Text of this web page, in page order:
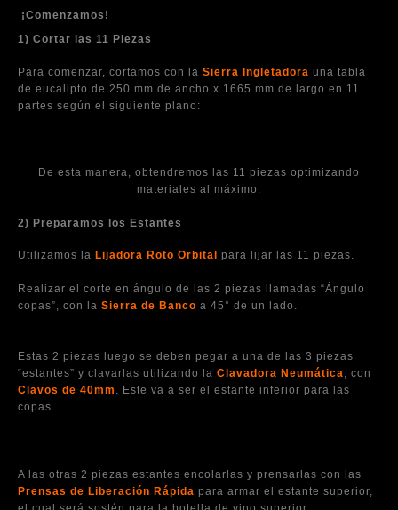
¡Comenzamos!
1) Cortar las 11 Piezas
Para comenzar, cortamos con la Sierra Ingletadora una tabla
de eucalipto de 250 mm de ancho x 1665 mm de largo en 11
partes según el siguiente plano:
De esta manera, obtendremos las 11 piezas optimizando
materiales al máximo.
2) Preparamos los Estantes
Utilizamos la Lijadora Roto Orbital para lijar las 11 piezas.
Realizar el corte en ángulo de las 2 piezas llamadas “Ángulo
copas”, con la Sierra de Banco a 45° de un lado.
Estas 2 piezas luego se deben pegar a una de las 3 piezas
“estantes” y clavarlas utilizando la Clavadora Neumática, con
Clavos de 40mm . Este va a ser el estante inferior para las
copas.
A las otras 2 piezas estantes encolarlas y prensarlas con las
Prensas de Liberación Rápida para armar el estante superior,